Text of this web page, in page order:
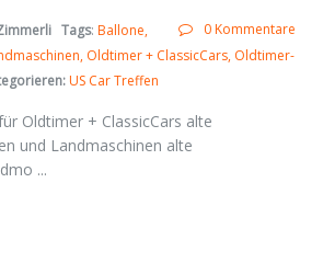
0 Kommentare
Tags: Ballone
Oldtimer + ClassicCars Oldtimer-
US Car Treffen
Oldtimer + ClassicCars alte
und Landmaschinen alte
...